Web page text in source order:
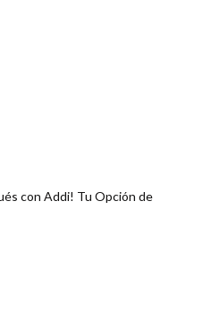
con Addi! Tu Opción de